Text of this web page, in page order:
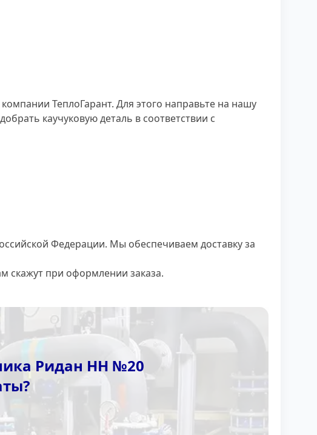
ТеплоГарант. Для этого направьте на нашу
каучуковую деталь в соответствии с
Федерации. Мы обеспечиваем доставку за
скажут при оформлении заказа.
Ридан НН №20